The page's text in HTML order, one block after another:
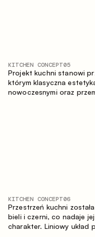
KITCHEN CONCEPT05
Projekt kuchni stanowi
którym klasyczna
nowoczesnymi oraz
KITCHEN CONCEPT06
Przestrzeń kuchni
bieli i czerni, co nadaje
charakter. Liniowy układ